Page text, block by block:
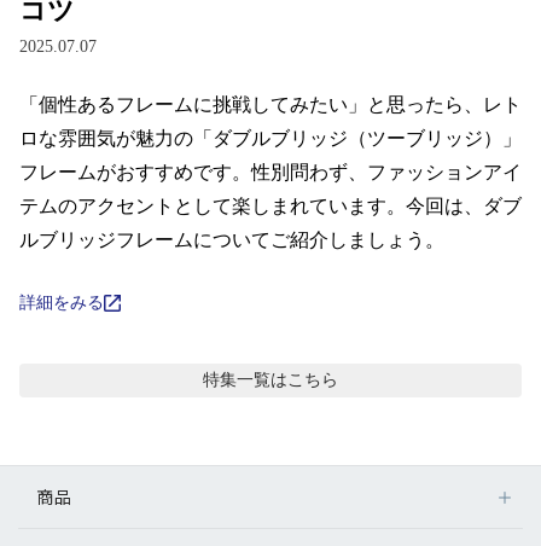
コンタクトレンズ
グッズ・小物
ブランドを探す
ブランド一覧
コンテンツを探す
コーディネート
コツ
2025.07.07
「個性あるフレームに挑戦してみたい」と思ったら、レト
ロな雰囲気が魅力の「ダブルブリッジ（ツーブリッジ）」
フレームがおすすめです。性別問わず、ファッションアイ
テムのアクセントとして楽しまれています。今回は、ダブ
ルブリッジフレームについてご紹介しましょう。
詳細をみる
特集一覧はこちら
商品